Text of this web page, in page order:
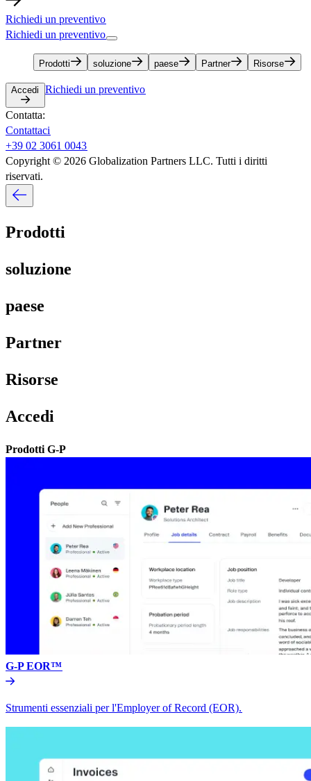
Richiedi un preventivo​​
Richiedi un preventivo​​
Prodotti​​ soluzione​​ paese​​ Partner​​ Risorse​​
Accedi​​ Richiedi un preventivo​​
Contatta:​​
Contattaci​​
+39 02 3061 0043​​
Copyright © 2026 Globalization Partners LLC. Tutti i diritti
riservati.​​
Prodotti​​
soluzione​​
paese​​
Partner​​
Risorse​​
Accedi​​
Prodotti G-P​​
G-P EOR™​​
Strumenti essenziali per l'Employer of Record (EOR).​​